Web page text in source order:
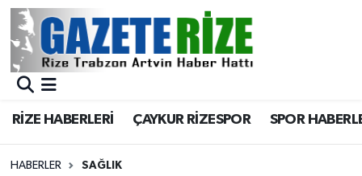
RİZE HABERLERİ ÇAYKUR RİZESPOR SPOR
HABERLER SAĞLIK
BÖLGEMİZ
Asayiş
Merkez Nöbetçi Eczaneler
Merkez Trafik Yoğunluk Haritası